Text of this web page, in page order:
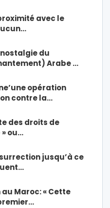
avec le
du
Arabe …
opération
contre la…
des droits de
» ou…
jusqu’à ce
Maroc: « Cette